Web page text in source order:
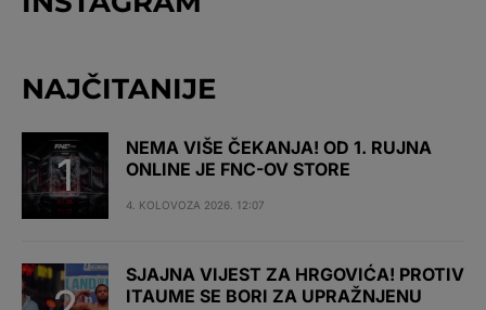
NAJČITANIJE
NEMA VIŠE ČEKANJA! OD 1. RUJNA
ONLINE JE FNC-OV STORE
4. KOLOVOZA 2026. 12:07
SJAJNA VIJEST ZA HRGOVIĆA! PROTIV
ITAUME SE BORI ZA UPRAŽNJENU